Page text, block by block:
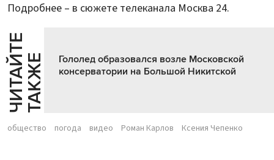
Подробнее – в сюжете телеканала Москва 24.
Ч
И
Т
АЙ
Т
Е
Т
А
К
ЖЕ
Гололед образовался возле Московской
консерватории на Большой Никитской
общество погода видео Роман Карлов Ксения Чепенко